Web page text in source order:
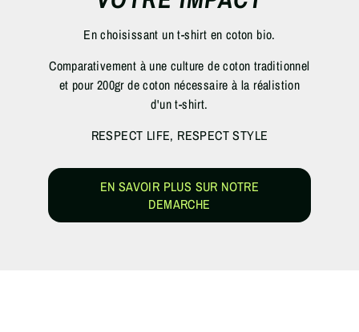
En choisissant un t-shirt en coton bio.
Comparativement à une culture de coton traditionnel
et pour 200gr de coton nécessaire à la réalistion
d'un t-shirt.
RESPECT LIFE, RESPECT STYLE
EN SAVOIR PLUS SUR NOTRE
DEMARCHE